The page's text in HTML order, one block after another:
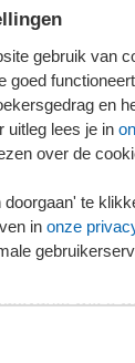
gebruik van
goed
en
uitleg lees je in
over de
doorgaan' te
in onze
functie je ook
gehoord
of
en verbinding
wat men wel
transparant
uitgangspunt.
wijze